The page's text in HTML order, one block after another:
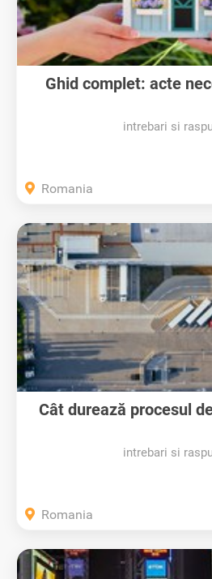
Ghid complet: acte
intrebari si
Romania
Cât durează procesul
intrebari si
Romania